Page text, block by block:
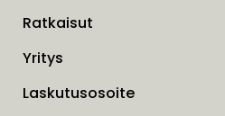
Ratkaisut
Yritys
Laskutusosoite